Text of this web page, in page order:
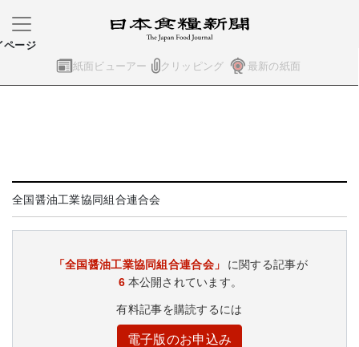
紙面ビューアー クリッピング 最新の紙面
ページ
全国醤油工業協同組合連合会
「全国醤油工業協同組合連合会」
に関する記事が
6 本公開されています。
有料記事を購読するには
電子版のお申込み